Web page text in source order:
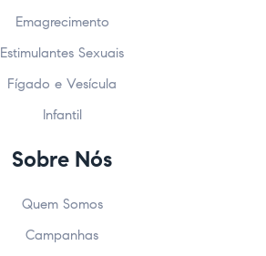
Emagrecimento
Estimulantes Sexuais
Fígado e Vesícula
Infantil
Sobre Nós
Quem Somos
Campanhas